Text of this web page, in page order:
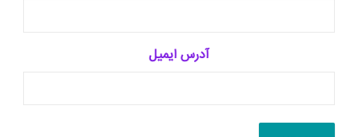
آدرس ایمیل